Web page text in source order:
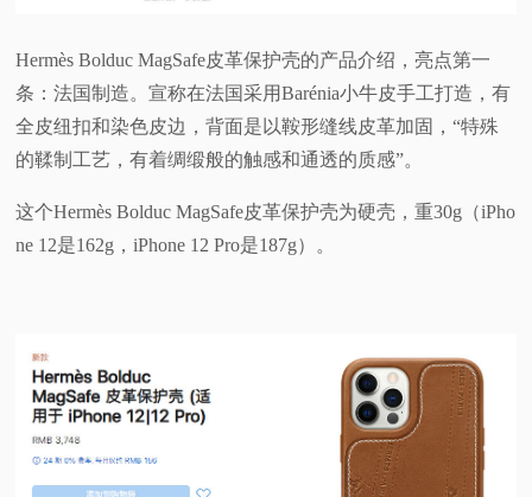
Hermès Bolduc MagSafe皮革保护壳的产品介绍，亮点第一
条：法国制造。宣称在法国采用Barénia小牛皮手工打造，有
全皮纽扣和染色皮边，背面是以鞍形缝线皮革加固，“特殊
的鞣制工艺，有着绸缎般的触感和通透的质感”。
这个Hermès Bolduc MagSafe皮革保护壳为硬壳，重30g（iPho
ne 12是162g，iPhone 12 Pro是187g）。